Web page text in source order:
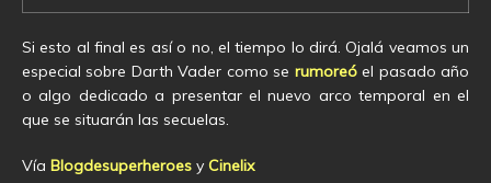
Si esto al final es así o no, el tiempo lo dirá. Ojalá veamos un
especial sobre Darth Vader como se rumoreóel pasado año
o algo dedicado a presentar el nuevo arco temporal en el
que se situarán las secuelas.
Vía Blogdesuperheroes y Cinelix